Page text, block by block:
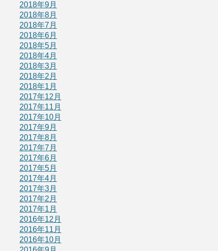
2018年9月
2018年8月
2018年7月
2018年6月
2018年5月
2018年4月
2018年3月
2018年2月
2018年1月
2017年12月
2017年11月
2017年10月
2017年9月
2017年8月
2017年7月
2017年6月
2017年5月
2017年4月
2017年3月
2017年2月
2017年1月
2016年12月
2016年11月
2016年10月